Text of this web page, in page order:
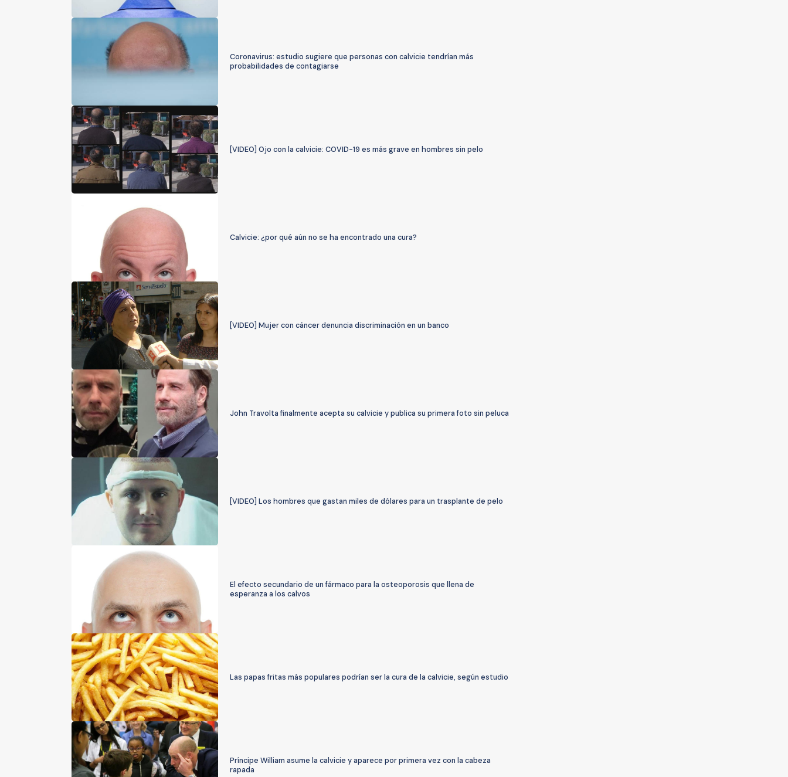
Coronavirus: estudio sugiere que personas con calvicie tendrían más
probabilidades de contagiarse
[VIDEO] Ojo con la calvicie: COVID-19 es más grave en hombres sin pelo
Calvicie: ¿por qué aún no se ha encontrado una cura?
[VIDEO] Mujer con cáncer denuncia discriminación en un banco
John Travolta finalmente acepta su calvicie y publica su primera foto sin peluca
[VIDEO] Los hombres que gastan miles de dólares para un trasplante de pelo
El efecto secundario de un fármaco para la osteoporosis que llena de
esperanza a los calvos
Las papas fritas más populares podrían ser la cura de la calvicie, según estudio
Príncipe William asume la calvicie y aparece por primera vez con la cabeza
rapada